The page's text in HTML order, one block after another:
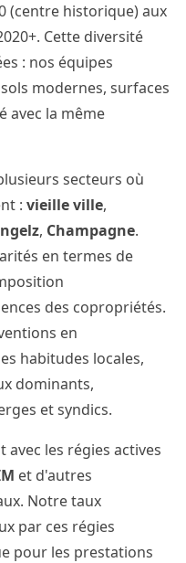
(centre historique) aux
Cette diversité
: nos équipes
modernes, surfaces
avec la même
secteurs où
: vieille ville,
, Champagne.
en termes de
des copropriétés.
en
habitudes locales,
dominants,
et syndics.
les régies actives
et d'autres
Notre taux
par ces régies
pour les prestations